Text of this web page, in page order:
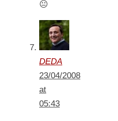
😐
DEDA
23/04/2008
at
05:43